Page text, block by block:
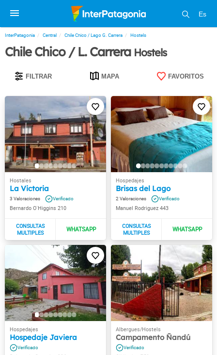
Es
InterPatagonia Central Chile Chico / Lago G. Carrera Hostels
Chile Chico / L. Carrera Hostels
FILTRAR MAPA FAVORITOS
La Victoria
3
Bernardo O`Higgins 210
Brisas del Lago
2
Manuel Rodriguez 443
Hospedaje Javiera Campamento Ñandú